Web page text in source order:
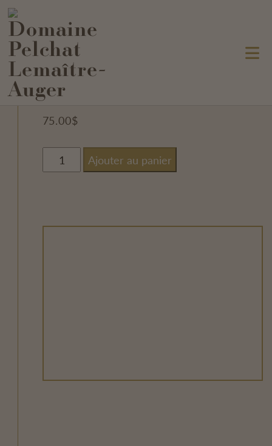
Dégustation et
assiette gourmande
75.00$
quantité
Ajouter au panier